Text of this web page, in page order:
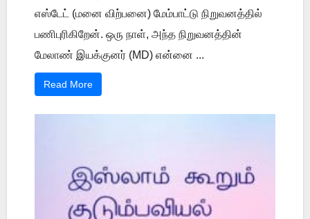
எஸ்டேட் (மனை விற்பனை) மேம்பாட்டு நிறுவனத்தில்
பணிபுரிகிறேன். ஒரு நாள், அந்த நிறுவனத்தின்
மேலாண் இயக்குனர் (MD) என்னை ...
Read More